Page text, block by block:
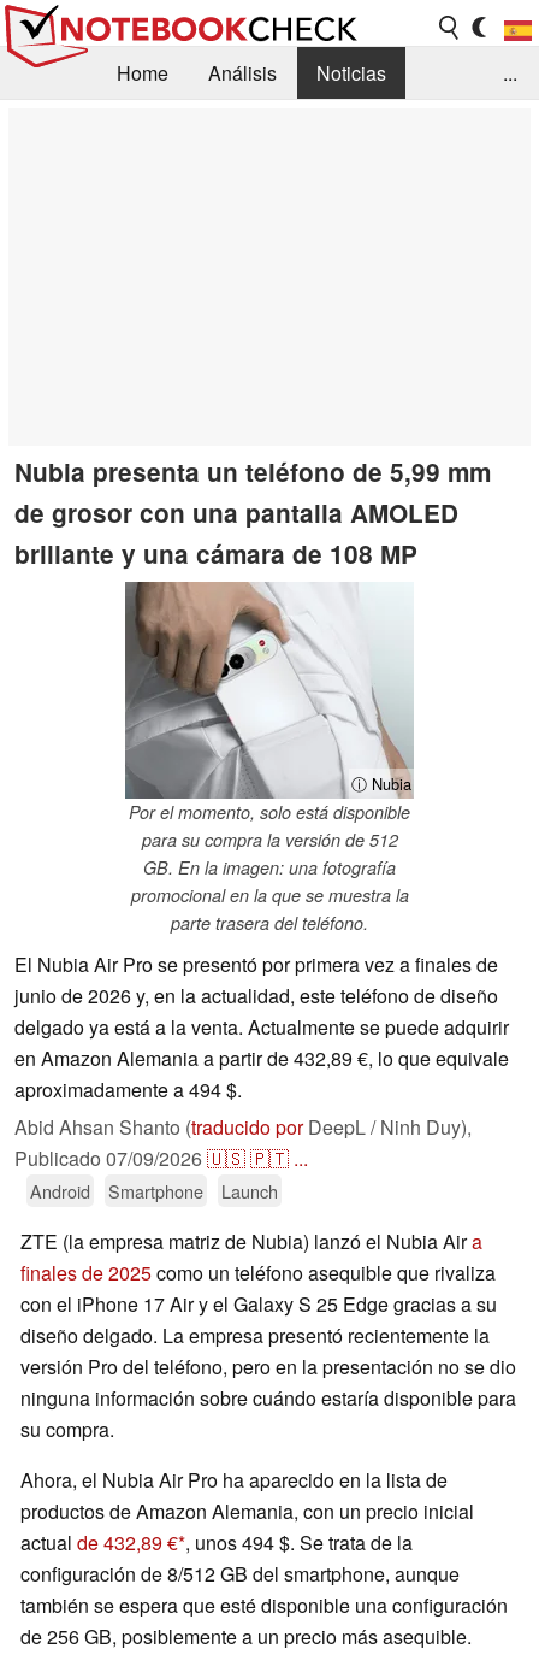
Home Análisis
Noticias
...
Nubia presenta un teléfono de 5,99 mm
de grosor con una pantalla AMOLED
brillante y una cámara de 108 MP
ⓘ Nubia
Por el momento, solo está disponible
para su compra la versión de 512
GB. En la imagen: una fotografía
promocional en la que se muestra la
parte trasera del teléfono.
El Nubia Air Pro se presentó por primera vez a finales de
junio de 2026 y, en la actualidad, este teléfono de diseño
delgado ya está a la venta. Actualmente se puede adquirir
en Amazon Alemania a partir de 432,89 €, lo que equivale
aproximadamente a 494 $.
Abid Ahsan Shanto (traducido porDeepL / Ninh Duy),
Publicado 07/09/2026🇺🇸🇵🇹 ...
Android Smartphone Launch
ZTE (la empresa matriz de Nubia) lanzó el Nubia Aira
finales de 2025como un teléfono asequible que rivaliza
con el iPhone 17 Air y el Galaxy S 25 Edge gracias a su
diseño delgado. La empresa presentó recientemente la
versión Pro del teléfono, pero en la presentación no se dio
ninguna información sobre cuándo estaría disponible para
su compra.
Ahora, el Nubia Air Pro ha aparecido en la lista de
productos de Amazon Alemania, con un precio inicial
actual de 432,89 € , unos 494 $. Se trata de la
configuración de 8/512 GB del smartphone, aunque
también se espera que esté disponible una configuración
de 256 GB, posiblemente a un precio más asequible.